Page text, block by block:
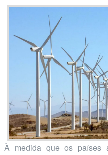
À medida que os países